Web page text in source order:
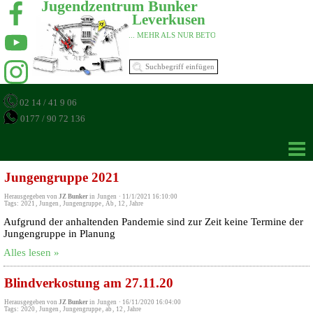
Jugendzentrum Bunker
... MEHR ALS NUR BETON
02 14 / 41 9 06
0177 / 90 72 136
Leverkusen
Jungengruppe 2021
Herausgegeben von JZ Bunker in Jungen · 11/1/2021 16:10:00
Tags: 2021 , Jungen , Jungengruppe, Ab , 12 , Jahre
Aufgrund der anhaltenden Pandemie sind zur Zeit keine Termine der
Jungengruppe in Planung
Alles lesen »
Blindverkostung am 27.11.20
Herausgegeben von JZ Bunker in Jungen · 16/11/2020 16:04:00
Tags: 2020 , Jungen , Jungengruppe, ab , 12 , Jahre